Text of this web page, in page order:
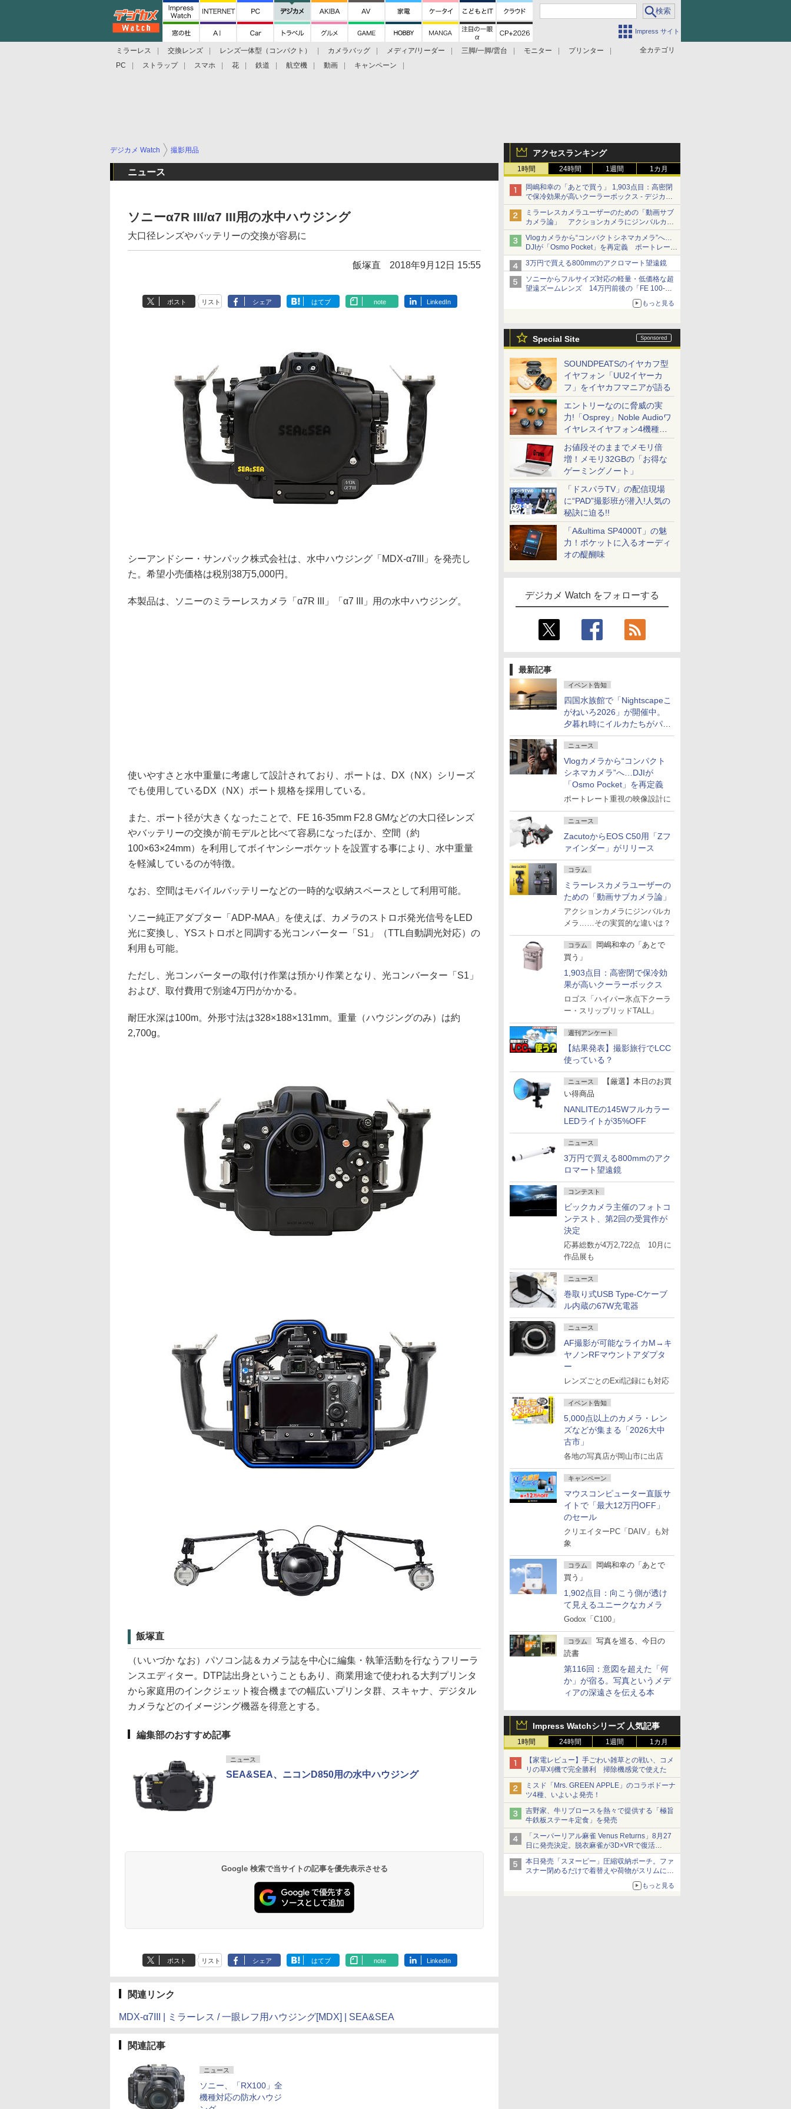
Impress サイト
全カテゴリ
ミラーレス 交換レンズ レンズ一体型（コンパクト） カメラバッグ メディア/リーダー 三脚/一脚/雲台 モニター
プリンター
PC
ストラップ スマホ 花 鉄道 航空機 動画 キャンペーン
アクセスランキング
1時間 24時間 1週間 1カ月
岡嶋和幸の「あとで買う」 1,903点目：高密閉
で保冷効果が高いクーラーボックス - デジカメ
Watch
ミラーレスカメラユーザーのための「動画サブ
カメラ論」 アクションカメラにジンバルカメ
ラ……その実質的な違いは？
Vlogカメラから“コンパクトシネマカメラ”へ…
DJIが「Osmo Pocket」を再定義 ポートレート
重視の映像設計に
3万円で買える800mmのアクロマート望遠鏡
ソニーからフルサイズ対応の軽量・低価格な超
望遠ズームレンズ 14万円前後の「FE 100-
もっと見る
Special Site
SOUNDPEATSのイヤカフ型
イヤフォン「UU2イヤーカ
フ」をイヤカフマニアが語る
エントリーなのに脅威の実
力!「Osprey」Noble Audioワ
イヤレスイヤフォン4機種を
一気に聴く
お値段そのままでメモリ倍
増！メモリ32GBの「お得な
ゲーミングノート」
「ドスパラTV」の配信現場
に“PAD”撮影班が潜入!人気の
秘訣に迫る!!
「A&ultima SP4000T」の魅
力！ポケットに入るオーディ
オの醍醐味
デジカメ Watch をフォローする
最新記事
イベント告知
四国水族館で「Nightscapeこ
がねいろ2026」が開催中。
夕暮れ時にイルカたちがパフ
ォーマンスを繰り広げる
ニュース
Vlogカメラから“コンパクト
シネマカメラ”へ…DJIが
「Osmo Pocket」を再定義
ポートレート重視の映像設計に
ニュース
ZacutoからEOS C50用「Zフ
ァインダー」がリリース
コラム
ミラーレスカメラユーザーの
ための「動画サブカメラ論」
アクションカメラにジンバルカ
メラ……その実質的な違いは？
コラム
岡嶋和幸の「あとで
買う」
1,903点目：高密閉で保冷効
果が高いクーラーボックス
ロゴス「ハイパー氷点下クーラ
ー・スリップリッドTALL」
週刊アンケート
【結果発表】撮影旅行でLCC
使っている？
ニュース
【厳選】本日のお買
い得商品
NANLITEの145Wフルカラー
LEDライトが35%OFF
ニュース
3万円で買える800mmのアク
ロマート望遠鏡
コンテスト
ビックカメラ主催のフォトコ
ンテスト、第2回の受賞作が
決定
応募総数が4万2,722点 10月に
作品展も
ニュース
巻取り式USB Type-Cケーブ
ル内蔵の67W充電器
ニュース
AF撮影が可能なライカM→キ
ヤノンRFマウントアダプタ
ー
レンズごとのExif記録にも対応
イベント告知
5,000点以上のカメラ・レン
ズなどが集まる「2026大中
古市」
各地の写真店が岡山市に出店
キャンペーン
マウスコンピューター直販サ
イトで「最大12万円OFF」
のセール
クリエイターPC「DAIV」も対
象
コラム
岡嶋和幸の「あとで
買う」
1,902点目：向こう側が透け
て見えるユニークなカメラ
Godox「C100」
コラム
写真を巡る、今日の
読書
第116回：意図を超えた「何
か」が宿る。写真というメデ
ィアの深遠さを伝える本
Impress Watchシリーズ 人気記事
1時間 24時間 1週間 1カ月
【家電レビュー】手ごわい雑草との戦い、コメ
リの草刈機で完全勝利 掃除機感覚で使えた
ミスド「Mrs. GREEN APPLE」のコラボドーナ
ツ4種、いよいよ発売！
吉野家、牛リブロースを熱々で提供する「極旨
牛鉄板ステーキ定食」を発売
「スーパーリアル麻雀 Venus Returns」8月27
日に発売決定。脱衣麻雀が3D×VRで復活
発売から2週間は20%オフになるセールが実施
本日発売「スヌーピー」圧縮収納ポーチ。ファ
スナー閉めるだけで着替えや荷物がスリムにま
もっと見る
デジカメ Watch 撮影用品
ニュース
ソニーα7R III/α7 III用の水中ハウジング
大口径レンズやバッテリーの交換が容易に
飯塚直 2018年9月12日 15:55
ポスト リスト シェア はてブ note LinkedIn
シーアンドシー・サンパック株式会社は、水中ハウジング「MDX-α7III」を発売し
た。希望小売価格は税別38万5,000円。
本製品は、ソニーのミラーレスカメラ「α7R III」「α7 III」用の水中ハウジング。
使いやすさと水中重量に考慮して設計されており、ポートは、DX（NX）シリーズ
でも使用しているDX（NX）ポート規格を採用している。
また、ポート径が大きくなったことで、FE 16-35mm F2.8 GMなどの大口径レンズ
やバッテリーの交換が前モデルと比べて容易になったほか、空間（約
100×63×24mm）を利用してボイヤンシーポケットを設置する事により、水中重量
を軽減しているのが特徴。
なお、空間はモバイルバッテリーなどの一時的な収納スペースとして利用可能。
ソニー純正アダプター「ADP-MAA」を使えば、カメラのストロボ発光信号をLED
光に変換し、YSストロボと同調する光コンバーター「S1」（TTL自動調光対応）の
利用も可能。
ただし、光コンバーターの取付け作業は預かり作業となり、光コンバーター「S1」
および、取付費用で別途4万円がかかる。
耐圧水深は100m。外形寸法は328×188×131mm。重量（ハウジングのみ）は約
2,700g。
飯塚直
（いいづか なお）パソコン誌＆カメラ誌を中心に編集・執筆活動を行なうフリーラ
ンスエディター。DTP誌出身ということもあり、商業用途で使われる大判プリンタ
から家庭用のインクジェット複合機までの幅広いプリンタ群、スキャナ、デジタル
カメラなどのイメージング機器を得意とする。
編集部のおすすめ記事
ニュース
SEA&SEA、ニコンD850用の水中ハウジング
Google 検索で当サイトの記事を優先表示させる
ポスト リスト シェア はてブ note LinkedIn
関連リンク
MDX-α7III | ミラーレス / 一眼レフ用ハウジング[MDX] | SEA&SEA
関連記事
ニュース
ソニー、「RX100」全
機種対応の防水ハウジ